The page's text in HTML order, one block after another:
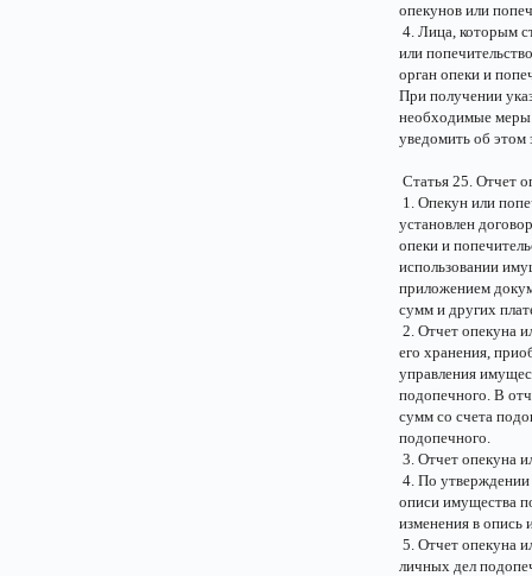
опекунов или
4. Лица, которым
или
орган опеки и
При получении
необходимые меры
уведомить об этом
Статья 25. Отчет
1. Опекун или
установлен
опеки и
использовании
приложением
сумм и других
2. Отчет опекуна
его хранения,
управления
подопечного. В
сумм со счета
подопечного.
3. Отчет опекуна
4. По утверждении
описи имущества
изменения в опись
5. Отчет опекуна
личных дел